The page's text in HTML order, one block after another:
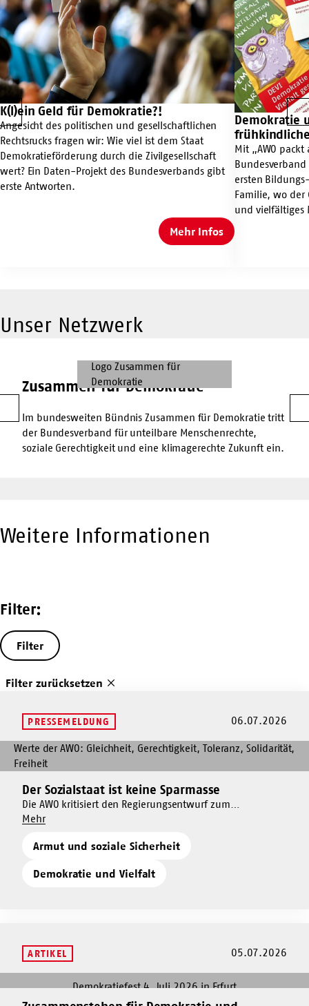
Geld
für
Demokratie?!
K(l)ein Geld für Demokratie?!
Angesicht des politischen und gesellschaftlichen
Rechtsrucks fragen wir: Wie viel ist dem Staat
Demokratieförderung durch die Zivilgesellschaft
wert? Ein Daten-Projekt des Bundesverbands gibt
erste Antworten.
Mehr
Infos
K(l)ein
Geld
für
Demokratie?!
Mehr Infos
K(l)ein
und
Vielfalt
in
der
frühkindlichen
Bildung
Demokratie
Mit „AWO packt
ersten
Familie, wo der
und vielfältiges
Mehr
Infos
Demokratie
und
Vielfalt
in
der
frühkindlichen
Vorherige
Unser Netzwerk
Zusammen für Demokratie
Im bundesweiten Bündnis Zusammen für Demokratie tritt
der Bundesverband für unteilbare Menschenrechte,
soziale Gerechtigkeit und eine klimagerechte Zukunft ein.
Vorherige
Weitere Informationen
Filter:
Filter
Filter zurücksetzen
PRESSEMELDUNG 06.07.2026
Mehr
dazu
Sozialstaat
keine
Der Sozialstaat ist keine Sparmasse
Die AWO kritisiert den Regierungsentwurf zum
Bundeshaushalt 2027 scharf. Dieser sieht Kürzung oder
Demokratieförderung und Gewaltschutz vor, während
in Ansätzen umgesetzt werden.
Mehr
dazu
Der
Sparmasse
MehrUm
Sozialstaat
keine
Armut und soziale Sicherheit
Demokratie und Vielfalt
ARTIKEL 05.07.2026